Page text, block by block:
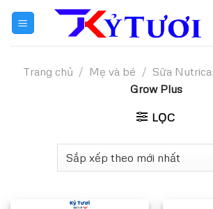
content
Trang chủ / Mẹ và bé / Sữa
Grow Plus
LỌC